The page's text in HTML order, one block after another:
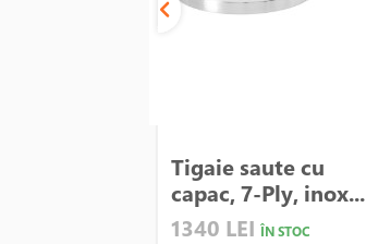
Tigaie saute cu
capac, 7-Ply, inox...
1340 LEI ÎN STOC